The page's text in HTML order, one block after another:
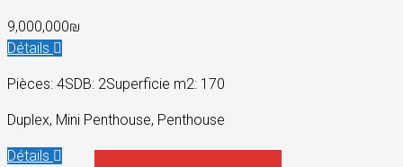
9,000,000₪
Détails
Pièces: 4SDB: 2Superficie m2: 170
Duplex, Mini Penthouse, Penthouse
Détails